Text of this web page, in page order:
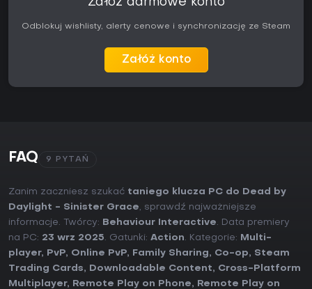
Odblokuj wishlisty, alerty cenowe i synchronizację ze Steam
Załóż konto
FAQ 9 PYTAŃ
Zanim zaczniesz szukać taniego klucza PC do Dead by
Daylight - Sinister Grace, sprawdź najważniejsze
informacje. Twórcy:
Behaviour Interactive. Data premiery
na PC: 23 wrz 2025. Gatunki: Action. Kategorie:
Multi-
player, PvP, Online PvP, Family Sharing, Co-op, Steam
Trading Cards, Downloadable Content, Cross-Platform
Multiplayer, Remote Play on Phone,
Remote Play on